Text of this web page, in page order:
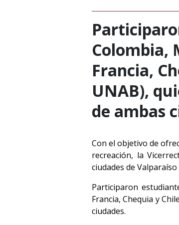
Colombia,
Francia,
UNAB),
de ambas
Con el objetivo de
recreación, la
ciudades de
Participaron
Francia, Chequia y
ciudades.